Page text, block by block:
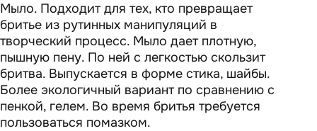
Мыло. Подходит для тех, кто превращает
бритье из рутинных манипуляций в
творческий процесс. Мыло дает плотную,
пышную пену. По ней с легкостью скользит
бритва. Выпускается в форме стика, шайбы.
Более экологичный вариант по сравнению с
пенкой, гелем. Во время бритья требуется
пользоваться помазком.